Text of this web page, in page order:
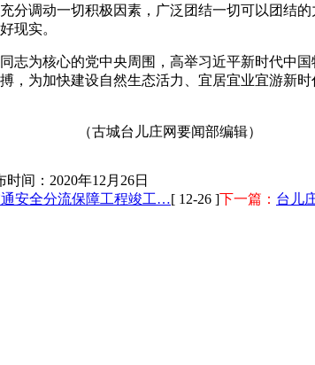
分调动一切积极因素，广泛团结一切可以团结
现实。
志为核心的党中央周围，高举习近平新时代中
，为加快建设自然生态活力、宜居宜业宜游新
闻部编辑）
时间：2020年12月26日
安全分流保障工程竣工…[ 12-26 ]下一篇： 台儿